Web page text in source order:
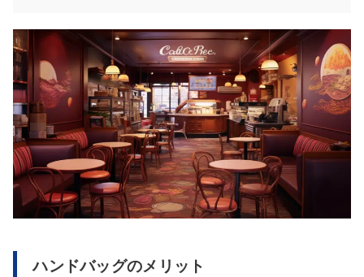
ハンドバッグのメリット